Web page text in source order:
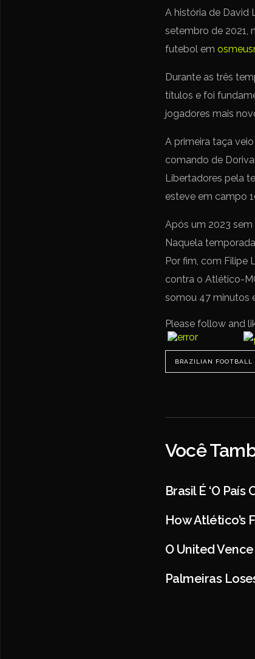
A história de David
setembro de 2021,
futebol em
Durante as três
títulos e foi
jogadores mais
A primeira taça
comando de
Libertadores pela
esteve em campo
Após um 2023
Naquela
Por fim, com Filipe
contra o Atlético-
somou 47 minutos
Please follow and
BRAZILIAN FOOTBALL
Você
Brasil É ‘o País
How Atlético’s
O United
Palmeiras